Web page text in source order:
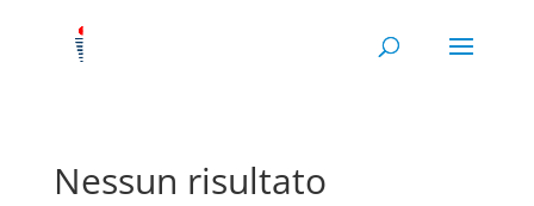
Nessun risultato